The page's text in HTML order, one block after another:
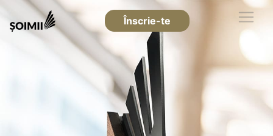
Înscrie-te